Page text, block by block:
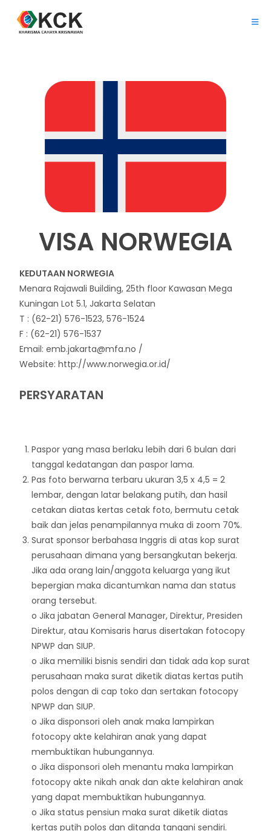
VISA NORWEGIA
KEDUTAAN NORWEGIA
Menara Rajawali Building, 25th floor Kawasan Mega
Kuningan Lot 5.1, Jakarta Selatan
T : (62-21) 576-1523, 576-1524
F : (62-21) 576-1537
Email: emb.jakarta@mfa.no /
Website: http://www.norwegia.or.id/
PERSYARATAN
Paspor yang masa berlaku lebih dari 6 bulan dari
tanggal kedatangan dan paspor lama.
Pas foto berwarna terbaru ukuran 3,5 x 4,5 = 2
lembar, dengan latar belakang putih, dan hasil
cetakan diatas kertas cetak foto, bermutu cetak
baik dan jelas penampilannya muka di zoom 70%.
Surat sponsor berbahasa Inggris di atas kop surat
perusahaan dimana yang bersangkutan bekerja.
Jika ada orang lain/anggota keluarga yang ikut
bepergian maka dicantumkan nama dan status
orang tersebut.
o Jika jabatan General Manager, Direktur, Presiden
Direktur, atau Komisaris harus disertakan fotocopy
NPWP dan SIUP.
o Jika memiliki bisnis sendiri dan tidak ada kop surat
perusahaan maka surat diketik diatas kertas putih
polos dengan di cap toko dan sertakan fotocopy
NPWP dan SIUP.
o Jika disponsori oleh anak maka lampirkan
fotocopy akte kelahiran anak yang dapat
membuktikan hubungannya.
o Jika disponsori oleh menantu maka lampirkan
fotocopy akte nikah anak dan akte kelahiran anak
yang dapat membuktikan hubungannya.
o Jika status pensiun maka surat diketik diatas
kertas putih polos dan ditanda tangani sendiri.